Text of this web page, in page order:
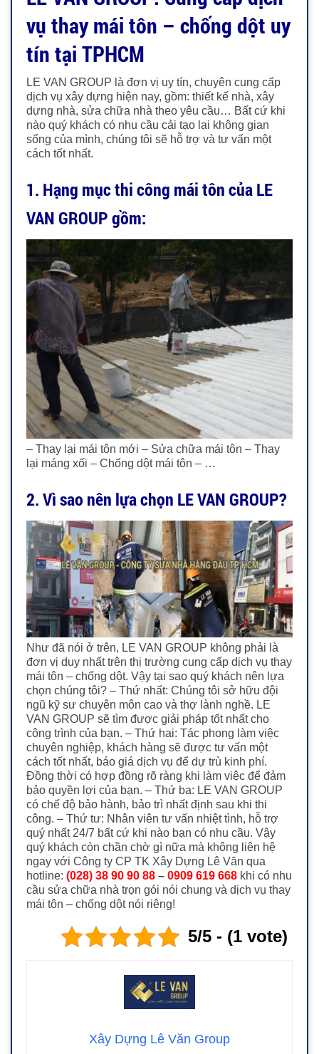
vụ thay mái tôn – chống dột uy
tín tại TPHCM
LE VAN GROUP là đơn vị uy tín, chuyên cung cấp
dịch vụ xây dựng hiện nay, gồm: thiết kế nhà, xây
dựng nhà, sửa chữa nhà theo yêu cầu… Bất cứ khi
nào quý khách có nhu cầu cải tạo lại không gian
sống của mình, chúng tôi sẽ hỗ trợ và tư vấn một
cách tốt nhất.
1. Hạng mục thi công mái tôn của LE
VAN GROUP gồm:
– Thay lại mái tôn mới – Sửa chữa mái tôn – Thay
lại máng xối – Chống dột mái tôn – …
2. Vì sao nên lựa chọn LE VAN GROUP?
Như đã nói ở trên, LE VAN GROUP không phải là
đơn vị duy nhất trên thị trường cung cấp dịch vụ thay
mái tôn – chống dột. Vậy tại sao quý khách nên lựa
chọn chúng tôi? – Thứ nhất: Chúng tôi sở hữu đội
ngũ kỹ sư chuyên môn cao và thợ lành nghề. LE
VAN GROUP sẽ tìm được giải pháp tốt nhất cho
công trình của bạn. – Thứ hai: Tác phong làm việc
chuyên nghiệp, khách hàng sẽ được tư vấn một
cách tốt nhất, báo giá dịch vụ để dự trù kinh phí.
Đồng thời có hợp đồng rõ ràng khi làm việc để đảm
bảo quyền lợi của bạn. – Thứ ba: LE VAN GROUP
có chế độ bảo hành, bảo trì nhất định sau khi thi
công. – Thứ tư: Nhân viên tư vấn nhiệt tình, hỗ trợ
quý nhất 24/7 bất cứ khi nào bạn có nhu cầu. Vậy
quý khách còn chần chờ gì nữa mà không liên hệ
ngay với Công ty CP TK Xây Dựng Lê Văn qua
hotline: (028) 38 90 90 88 – 0909 619 668 khi có nhu
cầu sửa chữa nhà trọn gói nói chung và dịch vụ thay
mái tôn – chống dột nói riêng!
5/5 - (1 vote)
Xây Dựng Lê Văn Group